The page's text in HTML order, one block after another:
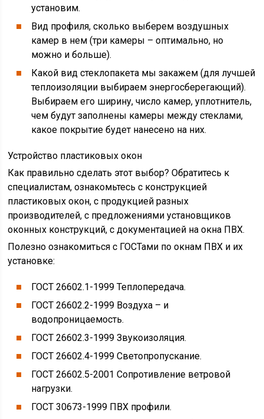
установим.
Вид профиля, сколько выберем воздушных
камер в нем (три камеры – оптимально, но
можно и больше).
Какой вид стеклопакета мы закажем (для лучшей
теплоизоляции выбираем энергосберегающий).
Выбираем его ширину, число камер, уплотнитель,
чем будут заполнены камеры между стеклами,
какое покрытие будет нанесено на них.
Устройство пластиковых окон
Как правильно сделать этот выбор? Обратитесь к
специалистам, ознакомьтесь с конструкцией
пластиковых окон, с продукцией разных
производителей, с предложениями установщиков
оконных конструкций, с документацией на окна ПВХ.
Полезно ознакомиться с ГОСТами по окнам ПВХ и их
установке:
ГОСТ 26602.1-1999 Теплопередача.
ГОСТ 26602.2-1999 Воздуха – и
водопроницаемость.
ГОСТ 26602.3-1999 Звукоизоляция.
ГОСТ 26602.4-1999 Светопропускание.
ГОСТ 26602.5-2001 Сопротивление ветровой
нагрузки.
ГОСТ 30673-1999 ПВХ профили.